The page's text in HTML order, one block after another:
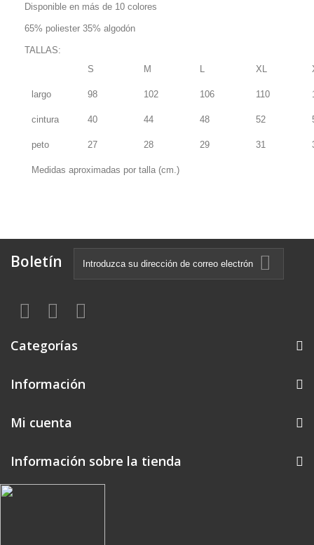
Disponible en más de 10 colores
65% poliester 35% algodón
TALLAS:
S
M L XL
largo 98 102 106 110
cintura 40 44 48 52
peto 27 28 29 31
Medidas aproximadas por talla (cm.)
Boletín
Categorías
Información
Mi cuenta
Información sobre la tienda